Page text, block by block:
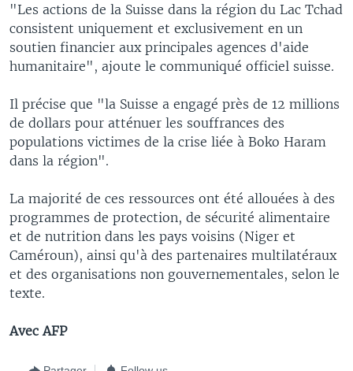
"Les actions de la Suisse dans la région du Lac Tchad
consistent uniquement et exclusivement en un
soutien financier aux principales agences d'aide
humanitaire", ajoute le communiqué officiel suisse.
Il précise que "la Suisse a engagé près de 12 millions
de dollars pour atténuer les souffrances des
populations victimes de la crise liée à Boko Haram
dans la région".
La majorité de ces ressources ont été allouées à des
programmes de protection, de sécurité alimentaire
et de nutrition dans les pays voisins (Niger et
Caméroun), ainsi qu'à des partenaires multilatéraux
et des organisations non gouvernementales, selon le
texte.
Avec AFP